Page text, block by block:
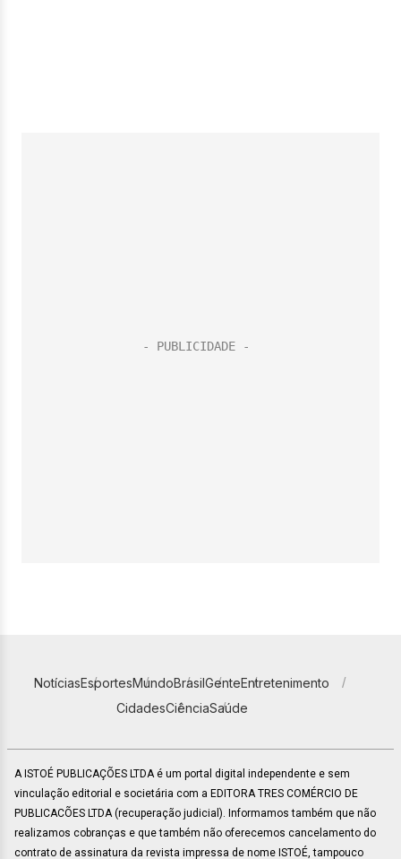
NotíciasEsportesMundoBrasilGenteEntretenimento
CidadesCiênciaSaúde
A ISTOÉ PUBLICAÇÕES LTDA é um portal digital independente e sem
vinculação editorial e societária com a EDITORA TRES COMÉRCIO DE
PUBLICACÕES LTDA (recuperação judicial). Informamos também que não
realizamos cobranças e que também não oferecemos cancelamento do
contrato de assinatura da revista impressa de nome ISTOÉ, tampouco